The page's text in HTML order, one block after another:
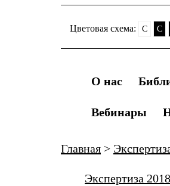
Цветовая схема: C C
О нас
Вебинары
Главная >
Экспертиза